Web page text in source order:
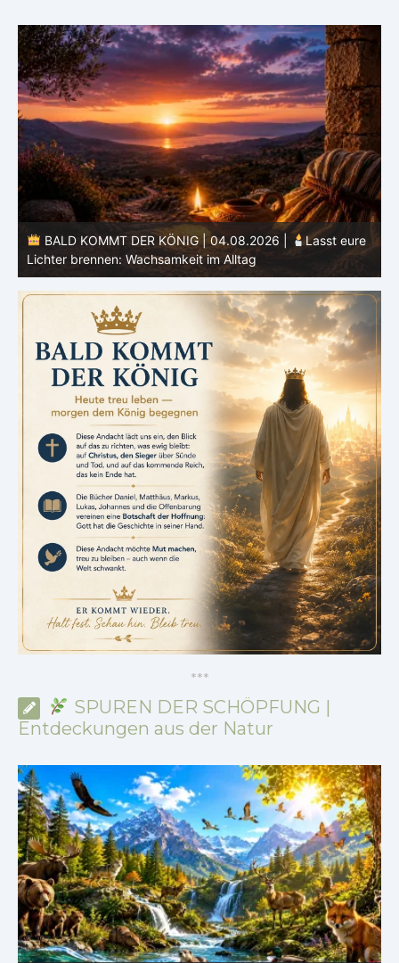
BALD KOMMT DER KÖNIG | 04.08.2026 |
Lasst eure
Lichter brennen: Wachsamkeit im Alltag
***
SPUREN DER SCHÖPFUNG |
Entdeckungen aus der Natur